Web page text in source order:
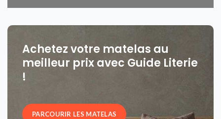
Achetez votre matelas au
meilleur prix avec Guide Literie
!
PARCOURIR LES MATELAS